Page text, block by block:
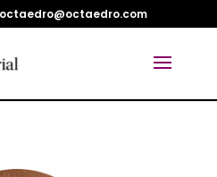
octaedro@octaedro.com